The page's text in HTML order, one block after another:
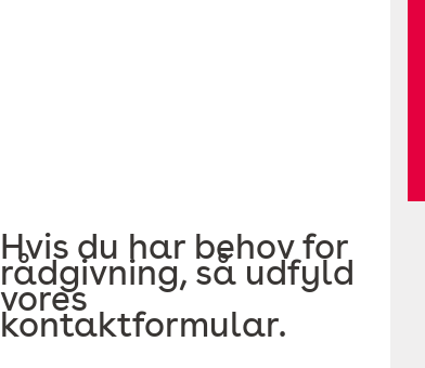
Hvis du har behov for
rådgivning, så udfyld
vores
kontaktformular.